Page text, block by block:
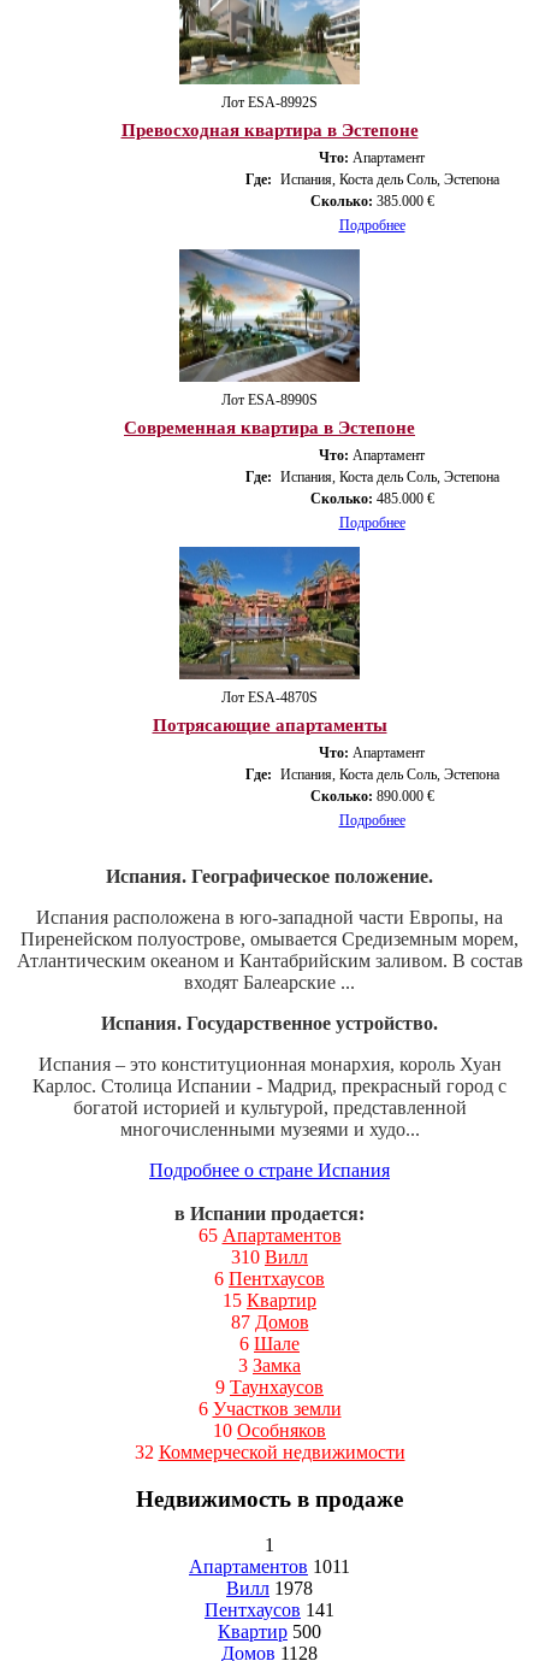
Лот ESA-8992S
Превосходная квартира в Эстепоне
Что: Апартамент
Где: Испания, Коста дель Соль, Эстепона
Сколько: 385.000 €
Подробнее
Лот ESA-8990S
Современная квартира в Эстепоне
Что: Апартамент
Где: Испания, Коста дель Соль, Эстепона
Сколько: 485.000 €
Подробнее
Лот ESA-4870S
Потрясающие апартаменты
Что: Апартамент
Где: Испания, Коста дель Соль, Эстепона
Сколько: 890.000 €
Подробнее
Испания. Географическое положение.
Испания расположена в юго-западной части Европы, на
Пиренейском полуострове, омывается Средиземным морем,
Атлантическим океаном и Кантабрийским заливом. В состав
входят Балеарские ...
Испания. Государственное устройство.
Испания – это конституционная монархия, король Хуан
Карлос. Столица Испании - Мадрид, прекрасный город с
богатой историей и культурой, представленной
многочисленными музеями и худо...
Подробнее о стране Испания
в Испании продается:
65 Апартаментов
310 Вилл
6 Пентхаусов
15 Квартир
87 Домов
6 Шале
3 Замка
9 Таунхаусов
6 Участков земли
10 Особняков
32 Коммерческой недвижимости
Недвижимость в продаже
1
Апартаментов 1011
Вилл 1978
Пентхаусов 141
Квартир 500
Домов 1128